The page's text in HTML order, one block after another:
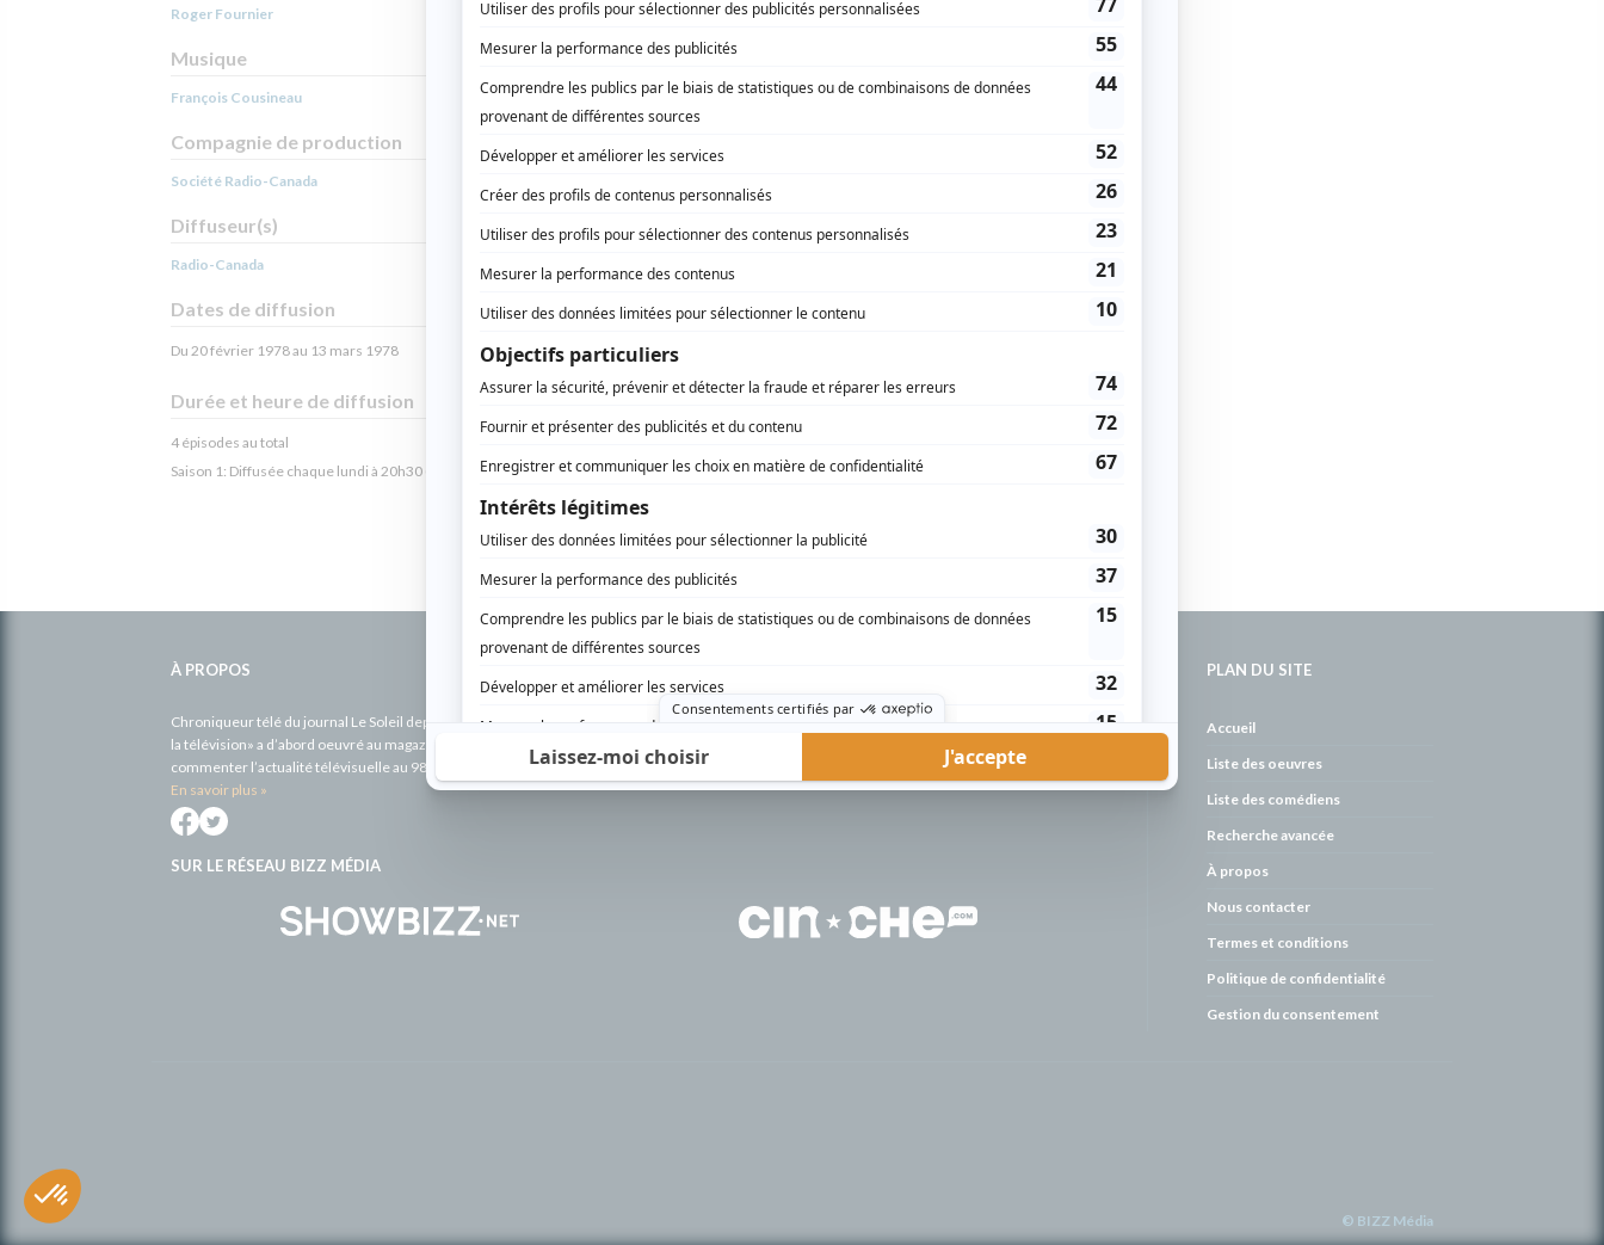
Roger Fournier
Musique
François Cousineau
Compagnie de production
Société Radio-Canada
Diffuseur(s)
Radio-Canada
Dates de diffusion
Du 20 février 1978 au 13 mars 1978
Durée et heure de diffusion
4 épisodes au total
Saison 1: Diffusée chaque lundi à 20h30
(30 minutes)
À PROPOS
Chroniqueur télé du journal Le Soleil depuis 2001, Richard Therrien carbure à son petit écran. Celui qu’on surnomme parfois «l’encyclopédie de
la télévision» a d’abord oeuvré au magazine TV Hebdo de 1996 à 2001. Sa spécialité: la télé québécoise. On peut l’entendre régulièrement
commenter l’actualité télévisuelle au 98,5.
En savoir plus »
SUR LE RÉSEAU BIZZ MÉDIA
PLAN DU SITE
Accueil
Liste des oeuvres
Liste des comédiens
Recherche avancée
À propos
Nous contacter
Termes et conditions
Politique de confidentialité
Gestion du consentement
© BIZZ Média